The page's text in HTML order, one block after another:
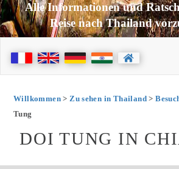
Alle Informationen und
Reise nach Thailand
Willkommen>Zu sehen in Thailand>
Tung
DOI TUNG IN